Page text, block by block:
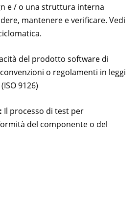
e / o una struttura interna
mantenere e verificare. Vedi
del prodotto software di
o regolamenti in leggi
9126)
: Il processo di test per
del componente o del